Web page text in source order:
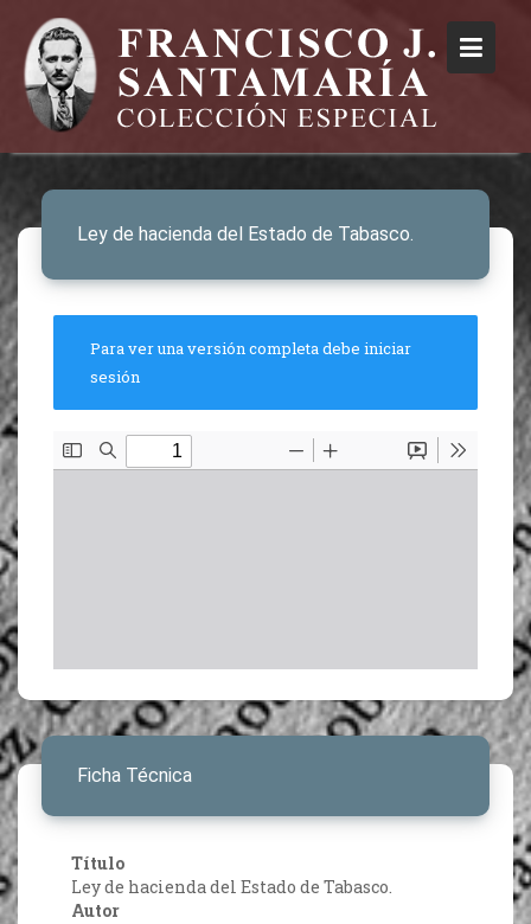
Ley de hacienda del Estado de Tabasco.
Para ver una versión completa debe iniciar
sesión
Ficha Técnica
Título
Ley de hacienda del Estado de Tabasco.
Autor